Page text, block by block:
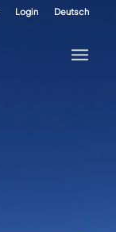
Login Deutsch